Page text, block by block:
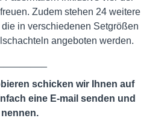
Zudem stehen 24 weitere
in verschiedenen Setgrößen
angeboten werden.
schicken wir Ihnen auf
eine E-mail senden und
nennen.